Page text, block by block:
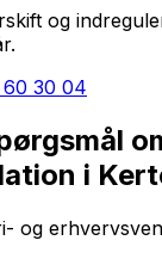
og
30 04
i
og